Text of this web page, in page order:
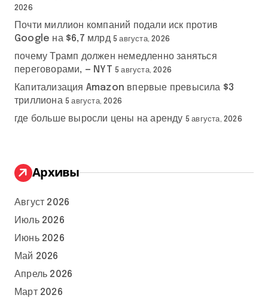
2026
Почти миллион компаний подали иск против
Google на $6,7 млрд 5 августа, 2026
почему Трамп должен немедленно заняться
переговорами, — NYT 5 августа, 2026
Капитализация Amazon впервые превысила $3
триллиона 5 августа, 2026
где больше выросли цены на аренду 5 августа, 2026
Архивы
Август 2026
Июль 2026
Июнь 2026
Май 2026
Апрель 2026
Март 2026